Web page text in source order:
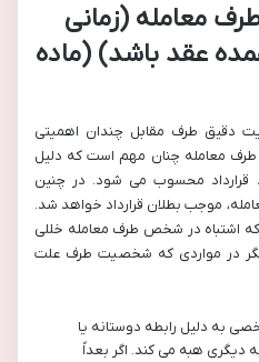
معامله (زمانی
عقد باشد) (ماده
دقیق طرف مقابل چندان اهمیتی
طرف معامله چنان مهم است که دلیل
قرارداد محسوب می شود. در چنین
موجب بطلان قرارداد خواهد شد.
کند که اشتباه در شخص طرف معامله خللی
در مواردی که شخصیت طرف علت
به دلیل رابطه دوستانه یا
دیگری هبه می کند. اگر بعداً